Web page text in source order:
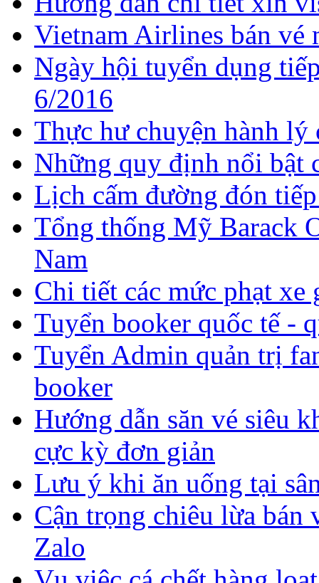
Vietnam Airlines bán vé
Ngày hội tuyển dụng
6/2016
Thực hư chuyện hành
Những quy định nổi bật
Lịch cấm đường đón
Tổng thống Mỹ Barack
Nam
Chi tiết các mức phạt xe
Tuyển booker quốc tế -
Tuyển Admin quản trị
booker
Hướng dẫn săn vé siêu
cực kỳ đơn giản
Lưu ý khi ăn uống tại
Cận trọng chiêu lừa bán
Zalo